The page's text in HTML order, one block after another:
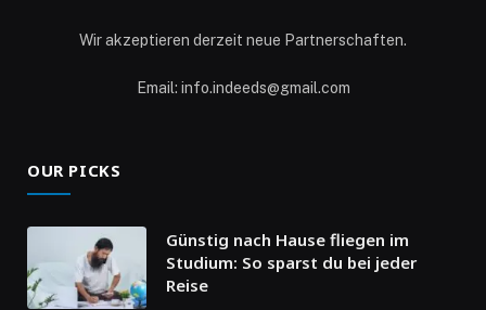
Wir akzeptieren derzeit neue Partnerschaften.
Email: info.indeeds@gmail.com
OUR PICKS
Günstig nach Hause fliegen im
Studium: So sparst du bei jeder
Reise